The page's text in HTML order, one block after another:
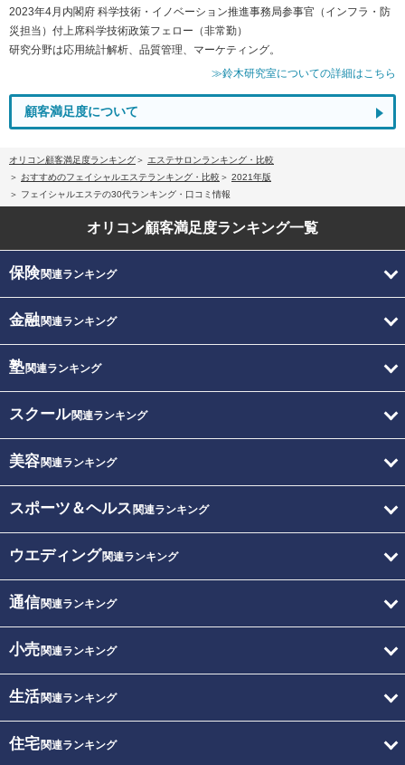
2023年4月内閣府 科学技術・イノベーション推進事務局参事官（インフラ・防
災担当）付上席科学技術政策フェロー（非常勤）
研究分野は応用統計解析、品質管理、マーケティング。
≫鈴木研究室についての詳細はこちら
顧客満足度について
オリコン顧客満足度ランキング
エステサロンランキング・比較
おすすめのフェイシャルエステランキング・比較
2021年版
フェイシャルエステの30代ランキング・口コミ情報
オリコン顧客満足度ランキング一覧
保険関連ランキング
金融関連ランキング
塾関連ランキング
スクール関連ランキング
美容関連ランキング
スポーツ＆ヘルス 関連ランキング
ウエディング関連ランキング
通信関連ランキング
小売関連ランキング
生活関連ランキング
住宅関連ランキング